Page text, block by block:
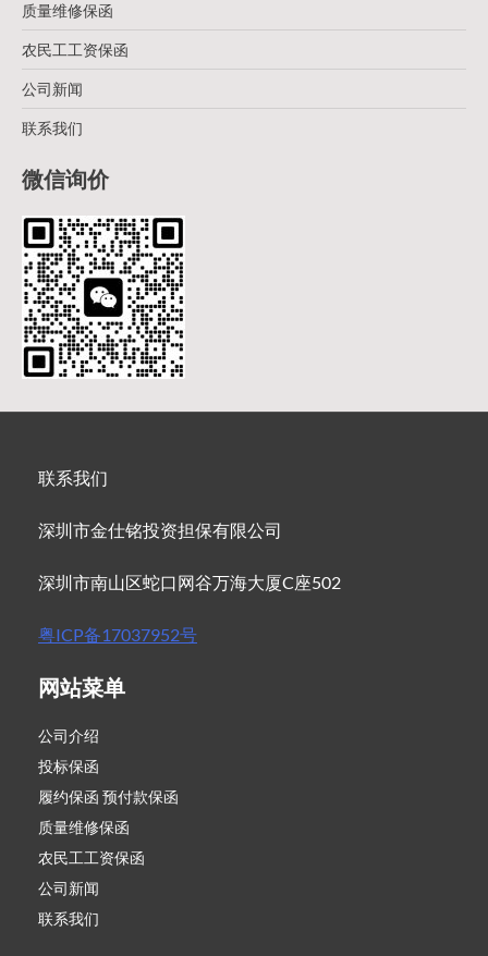
质量维修保函
农民工工资保函
公司新闻
联系我们
微信询价
联系我们
深圳市金仕铭投资担保有限公司
深圳市南山区蛇口网谷万海大厦C座502
粤ICP备17037952号
网站菜单
公司介绍
投标保函
履约保函 预付款保函
质量维修保函
农民工工资保函
公司新闻
联系我们